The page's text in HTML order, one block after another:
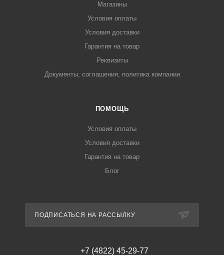
Магазины
Условия оплаты
Условия доставки
Гарантия на товар
Реквизиты
Документы, соглашения, политика компании
ПОМОЩЬ
Условия оплаты
Условия доставки
Гарантия на товар
Блог
ПОДПИСАТЬСЯ НА РАССЫЛКУ
+7 (4822) 45-29-77